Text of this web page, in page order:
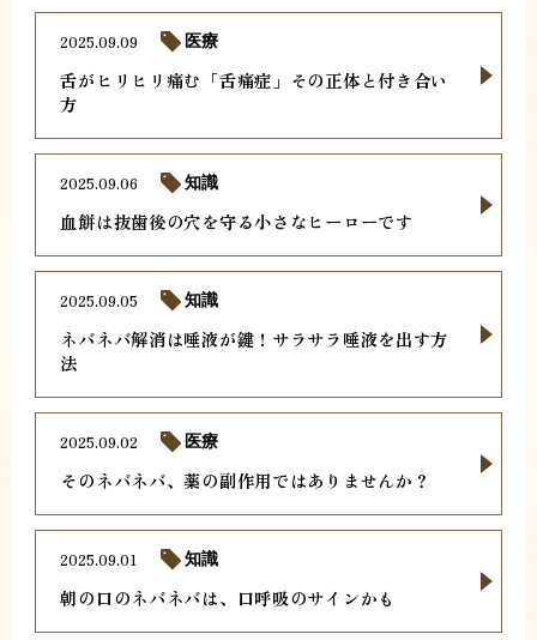
舌がヒリヒリ痛む「舌痛症」その正体と付き合い
方
2025.09.09 医療
血餅は抜歯後の穴を守る小さなヒーローです
2025.09.06 知識
ネバネバ解消は唾液が鍵！サラサラ唾液を出す方
法
2025.09.05 知識
そのネバネバ、薬の副作用ではありませんか？
2025.09.02 医療
朝の口のネバネバは、口呼吸のサインかも
2025.09.01 知識